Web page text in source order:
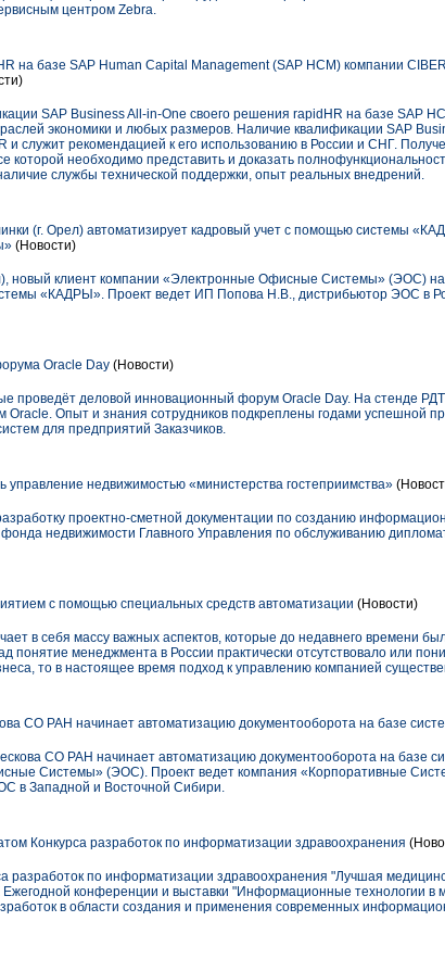
центром Zebra.
на базе SAP Human Capital Management (SAP HCM) компании
SAP Business All-in-One своего решения rapidHR на базе SAP
экономики и любых размеров. Наличие квалификации SAP
служит рекомендацией к его использованию в России и СНГ.
которой необходимо представить и доказать
службы технической поддержки, опыт реальных внедрений.
(г. Орел) автоматизирует кадровый учет с помощью системы
(Новости)
новый клиент компании «Электронные Офисные Системы» (ЭОС)
«КАДРЫ». Проект ведет ИП Попова Н.В., дистрибьютор ЭОС в
Oracle Day (Новости)
проведёт деловой инновационный форум Oracle Day. На стенде
Oracle. Опыт и знания сотрудников подкреплены годами успешной
для предприятий Заказчиков.
управление недвижимостью «министерства гостеприимства»
проектно-сметной документации по созданию
недвижимости Главного Управления по обслуживанию
с помощью специальных средств автоматизации (Новости)
в себя массу важных аспектов, которые до недавнего времени
менеджмента в России практически отсутствовало или
то в настоящее время подход к управлению компанией
СО РАН начинает автоматизацию документооборота на базе
СО РАН начинает автоматизацию документооборота на базе
Системы» (ЭОС). Проект ведет компания «Корпоративные
в Западной и Восточной Сибири.
Конкурса разработок по информатизации здравоохранения
разработок по информатизации здравоохранения "Лучшая
Ежегодной конференции и выставки "Информационные технологии в
в области создания и применения современных